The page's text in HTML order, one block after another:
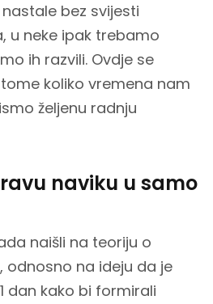
bez svijesti
u neke ipak trebamo
ih razvili. Ovdje se
koliko vremena nam
željenu radnju
naviku u samo
naišli na teoriju o
odnosno na ideju da je
dan kako bi formirali